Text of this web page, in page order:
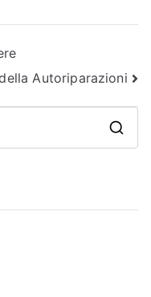
Autoriparazioni